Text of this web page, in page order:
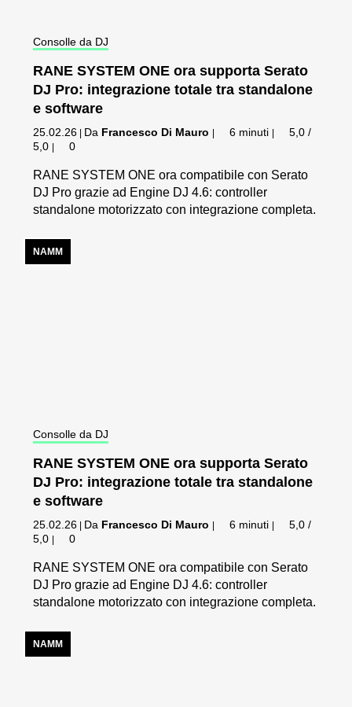
Consolle da DJ
RANE SYSTEM ONE ora supporta Serato
DJ Pro: integrazione totale tra standalone
e software
25.02.26 Da Francesco Di Mauro 6 minuti
5,0 /
5,0
0
RANE SYSTEM ONE ora compatibile con Serato
DJ Pro grazie ad Engine DJ 4.6: controller
standalone motorizzato con integrazione completa.
NAMM
Consolle da DJ
RANE SYSTEM ONE ora supporta Serato
DJ Pro: integrazione totale tra standalone
e software
25.02.26 Da Francesco Di Mauro 6 minuti
5,0 /
5,0
0
RANE SYSTEM ONE ora compatibile con Serato
DJ Pro grazie ad Engine DJ 4.6: controller
standalone motorizzato con integrazione completa.
NAMM